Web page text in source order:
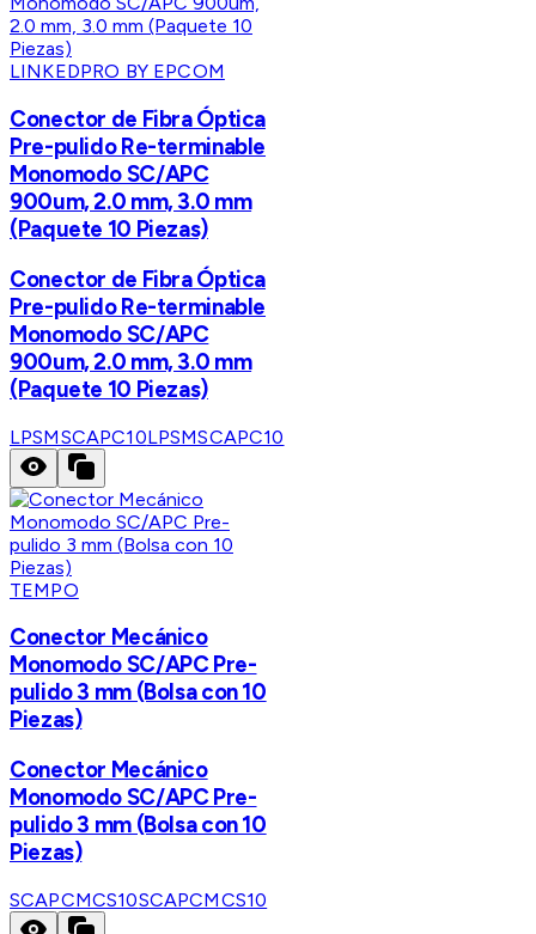
LINKEDPRO BY EPCOM
Conector de Fibra Óptica
Pre-pulido Re-terminable
Monomodo SC/APC
900um, 2.0 mm, 3.0 mm
(Paquete 10 Piezas)
Conector de Fibra Óptica
Pre-pulido Re-terminable
Monomodo SC/APC
900um, 2.0 mm, 3.0 mm
(Paquete 10 Piezas)
LPSMSCAPC10LPSMSCAPC10
TEMPO
Conector Mecánico
Monomodo SC/APC Pre-
pulido 3 mm (Bolsa con 10
Piezas)
Conector Mecánico
Monomodo SC/APC Pre-
pulido 3 mm (Bolsa con 10
Piezas)
SCAPCMCS10SCAPCMCS10